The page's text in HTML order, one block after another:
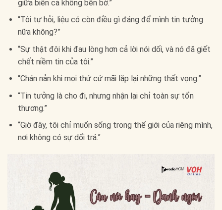
giữa biển cả không bến bờ.”
“Tôi tự hỏi, liệu có còn điều gì đáng để mình tin tưởng
nữa không?”
“Sự thật đôi khi đau lòng hơn cả lời nói dối, và nó đã giết
chết niềm tin của tôi.”
“Chán nản khi mọi thứ cứ mãi lặp lại những thất vọng.”
“Tin tưởng là cho đi, nhưng nhận lại chỉ toàn sự tổn
thương.”
“Giờ đây, tôi chỉ muốn sống trong thế giới của riêng mình,
nơi không có sự dối trá.”